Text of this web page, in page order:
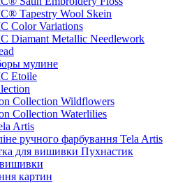
Tapestry Wool Skein
Color Variations
Diamant Metallic Needlework
мулине
Etoile
Collection Wildflowers
Collection Waterlilies
Artis
ручного фарбування Tela Artis
для вишивки Пухнастик
картин